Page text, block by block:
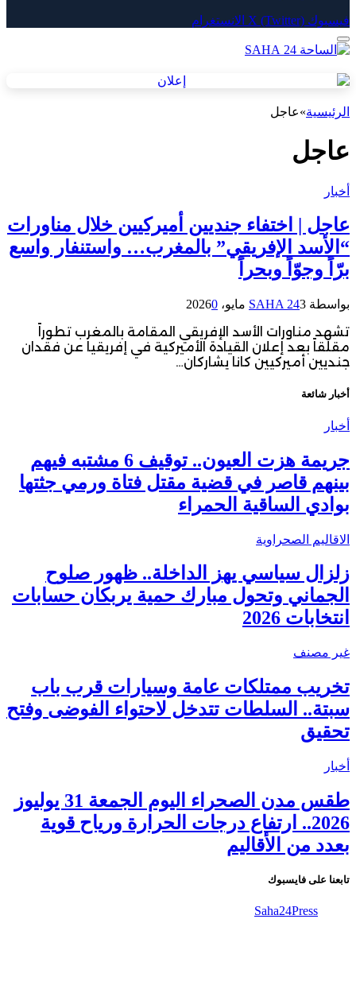
فيسبوك X (Twitter) الانستغرام
الرئيسية»عاجل
عاجل
أخبار
عاجل | اختفاء جنديين أميركيين خلال مناورات
“الأسد الإفريقي” بالمغرب… واستنفار واسع
برّاً وجوّاً وبحراً
بواسطة SAHA 243 مايو، 2026 0
تشهد مناورات الأسد الإفريقي المقامة بالمغرب تطوراً
مقلقاً بعد إعلان القيادة الأميركية في إفريقيا عن فقدان
جنديين أميركيين كانا يشاركان…
أخبار شائعة
أخبار
جريمة هزت العيون.. توقيف 6 مشتبه فيهم
بينهم قاصر في قضية مقتل فتاة ورمي جثتها
بوادي الساقية الحمراء
الاقاليم الصحراوية
زلزال سياسي يهز الداخلة.. ظهور صلوح
الجماني وتحول مبارك حمية يربكان حسابات
انتخابات 2026
غير مصنف
تخريب ممتلكات عامة وسيارات قرب باب
سبتة.. السلطات تتدخل لاحتواء الفوضى وفتح
تحقيق
أخبار
طقس مدن الصحراء اليوم الجمعة 31 يوليوز
2026.. ارتفاع درجات الحرارة ورياح قوية
بعدد من الأقاليم
تابعنا على فايسبوك
Saha24Press